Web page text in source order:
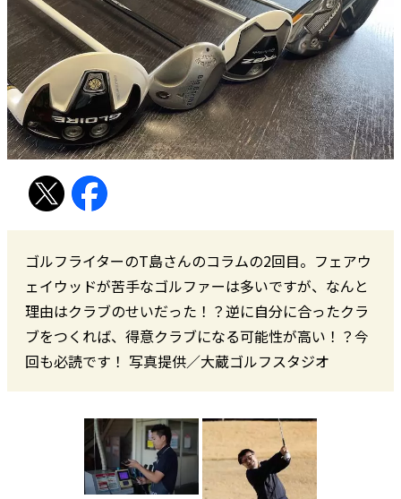
ゴルフライターのT島さんのコラムの2回目。フェアウ
ェイウッドが苦手なゴルファーは多いですが、なんと
理由はクラブのせいだった！？逆に自分に合ったクラ
ブをつくれば、得意クラブになる可能性が高い！？今
回も必読です！ 写真提供／大蔵ゴルフスタジオ